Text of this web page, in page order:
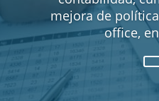
mejora de
office,